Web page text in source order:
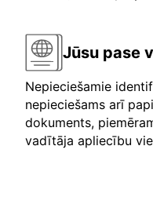
Jūsu pase
Nepieciešamie
nepieciešams arī
dokuments,
vadītāja apliecību